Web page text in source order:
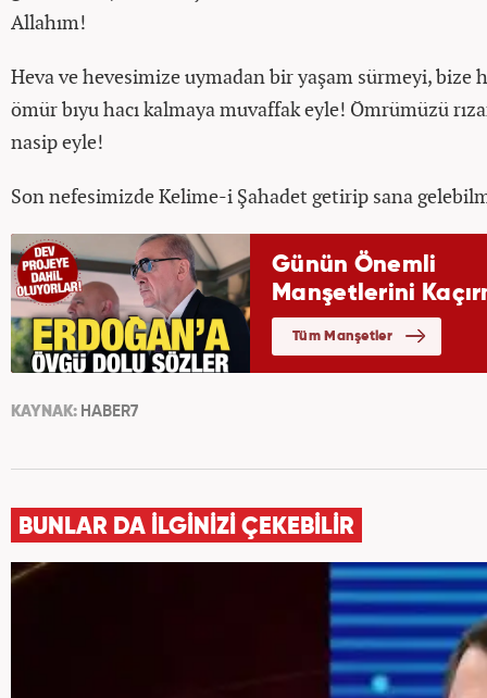
Allahım!
Heva ve hevesimize uymadan bir yaşam sürmeyi, bize
ömür bıyu hacı kalmaya muvaffak eyle! Ömrümüzü
nasip eyle!
Son nefesimizde Kelime-i Şahadet getirip sana
KAYNAK: HABER7
BUNLAR DA İLGİNİZİ ÇEKEBİLİR